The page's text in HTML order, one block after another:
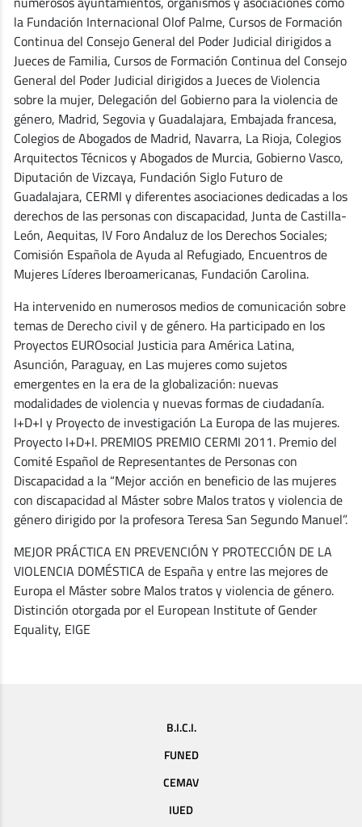
la Fundación Internacional Olof Palme, Cursos de Formación
Continua del Consejo General del Poder Judicial dirigidos a
Jueces de Familia, Cursos de Formación Continua del Consejo
General del Poder Judicial dirigidos a Jueces de Violencia
sobre la mujer, Delegación del Gobierno para la violencia de
género, Madrid, Segovia y Guadalajara, Embajada francesa,
Colegios de Abogados de Madrid, Navarra, La Rioja, Colegios
Arquitectos Técnicos y Abogados de Murcia, Gobierno Vasco,
Diputación de Vizcaya, Fundación Siglo Futuro de
Guadalajara, CERMI y diferentes asociaciones dedicadas a los
derechos de las personas con discapacidad, Junta de Castilla-
León, Aequitas, IV Foro Andaluz de los Derechos Sociales;
Comisión Española de Ayuda al Refugiado, Encuentros de
Mujeres Líderes Iberoamericanas, Fundación Carolina.
Ha intervenido en numerosos medios de comunicación sobre
temas de Derecho civil y de género. Ha participado en los
Proyectos EUROsocial Justicia para América Latina,
Asunción, Paraguay, en Las mujeres como sujetos
emergentes en la era de la globalización: nuevas
modalidades de violencia y nuevas formas de ciudadanía.
I+D+I y Proyecto de investigación La Europa de las mujeres.
Proyecto I+D+I. PREMIOS PREMIO CERMI 2011. Premio del
Comité Español de Representantes de Personas con
Discapacidad a la “Mejor acción en beneficio de las mujeres
con discapacidad al Máster sobre Malos tratos y violencia de
género dirigido por la profesora Teresa San Segundo Manuel”.
MEJOR PRÁCTICA EN PREVENCIÓN Y PROTECCIÓN DE LA
VIOLENCIA DOMÉSTICA de España y entre las mejores de
Europa el Máster sobre Malos tratos y violencia de género.
Distinción otorgada por el European Institute of Gender
Equality, EIGE
B.I.C.I.
FUNED
CEMAV
IUED